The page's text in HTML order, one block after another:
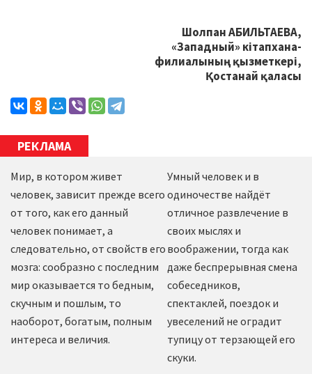
Шолпан АБИЛЬТАЕВА,
«Западный» кітапхана-
филиалының қызметкері,
Қостанай қаласы
РЕКЛАМА
Мир, в котором живет
человек, зависит прежде всего
от того, как его данный
человек понимает, а
следовательно, от свойств его
мозга: сообразно с последним
мир оказывается то бедным,
скучным и пошлым, то
наоборот, богатым, полным
интереса и величия.
Умный человек и в
одиночестве найдёт
отличное развлечение в
своих мыслях и
воображении, тогда как
даже беспрерывная смена
собеседников,
спектаклей, поездок и
увеселений не оградит
тупицу от терзающей его
скуки.